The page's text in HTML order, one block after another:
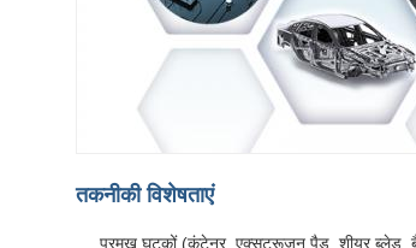
तकनीकी विशेषताएं
प्रमुख घटकों (कंटेनर, एक्सट्रूज़न पैड, शीयर ब्लेड,